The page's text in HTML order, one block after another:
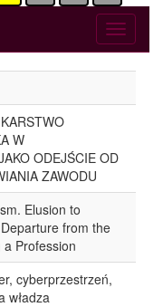
Toggle
W
ODEJŚCIE OD
ZAWODU
Elusion to
from the
Profession
cyberprzestrzeń,
władza